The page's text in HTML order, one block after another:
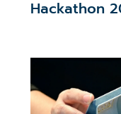
Hackathon